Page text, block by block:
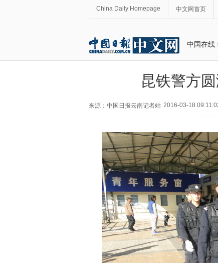
China Daily Homepage 中文网首页
中国在线
昆铁警方
来源：中国日报云南记者站 2016-03-18